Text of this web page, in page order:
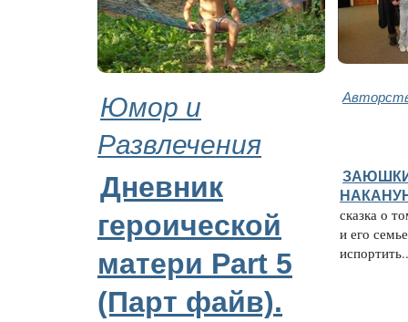
Юмор и
Развлечения
Дневник
героической
матери Part 5
(Парт файв).
сказка о
и его